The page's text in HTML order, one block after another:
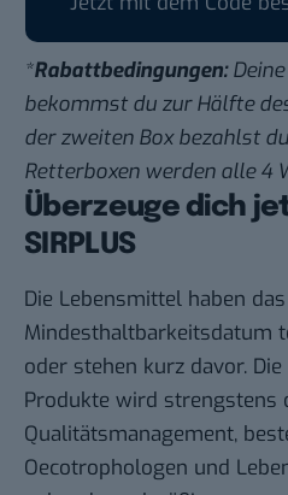
*Rabattbedingungen:
bekommst du zur Hälfte
der zweiten Box bezahlst
Retterboxen werden alle 4
Überzeuge dich
SIRPLUS
Die Lebensmittel haben das
Mindesthaltbarkeitsdatum
oder stehen kurz davor.
Produkte wird strengstens
Qualitätsmanagement,
Oecotrophologen und